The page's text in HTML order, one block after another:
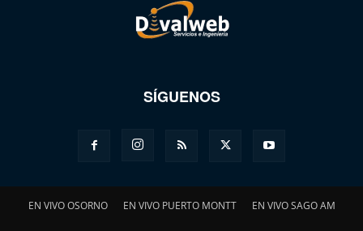
SÍGUENOS
EN VIVO OSORNO EN VIVO PUERTO MONTT EN VIVO SAGO AM